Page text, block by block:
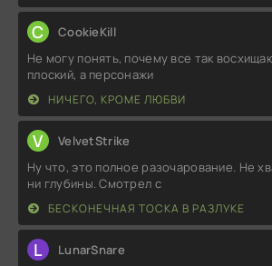
C CookieKill
Не могу понять, почему все так
плоский, а персонажи
НИЧЕГО, КРОМЕ ЛЮБВИ
V VelvetStrike
Ну что, это полное разочарование. Не
ни глубины. Смотрел с
БЕСКОНЕЧНАЯ ТОСКА В РАЗЛУКЕ
L LunarSnare